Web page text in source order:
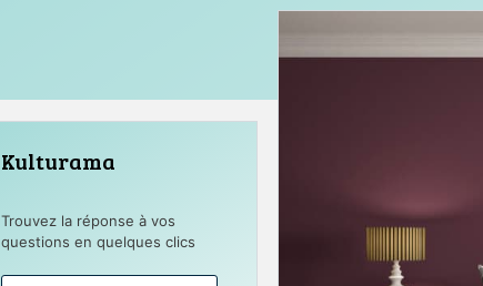
Kulturama
Trouvez la réponse à vos
questions en quelques clics